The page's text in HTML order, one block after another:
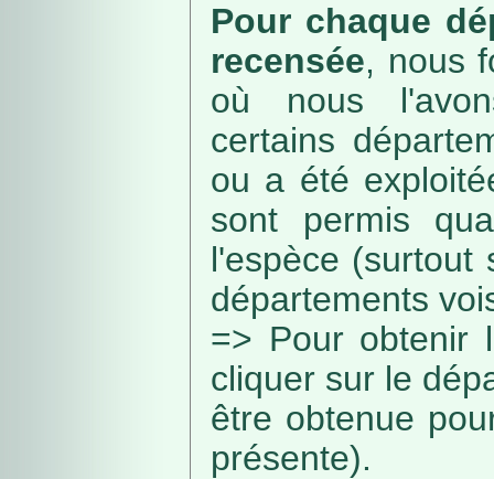
Pour chaque
recensée, nous
où nous
certains
ou a été
sont permis
l'espèce (surtout
départements
=> Pour obtenir
cliquer sur le
être obtenue
présente).